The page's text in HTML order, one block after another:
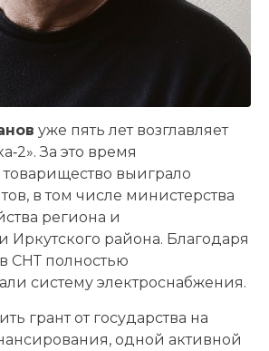
уже пять лет возглавляет
За это время
выиграло
в том числе министерства
региона и
района. Благодаря
СНТ полностью
систему электроснабжения.
грант от государства на
одной активной